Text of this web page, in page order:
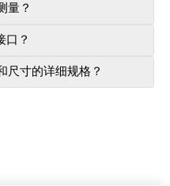
的安全方案。我们
了可靠的内置电磁
运行安全。
量？
组不包含集成式扭
过集成外部扭矩传
。请联系我们的技术
口？
采用高度紧凑的设
尺寸的详细规格？
格（包括质量和体
中获取。您可以在